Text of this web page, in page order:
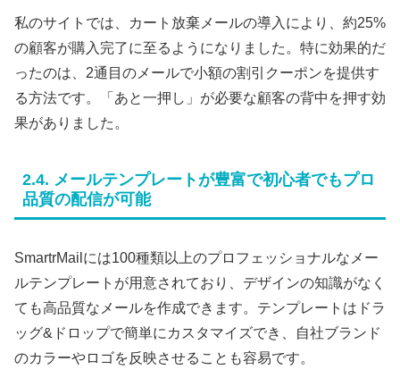
私のサイトでは、カート放棄メールの導入により、約25%
の顧客が購入完了に至るようになりました。特に効果的だ
ったのは、2通目のメールで小額の割引クーポンを提供す
る方法です。「あと一押し」が必要な顧客の背中を押す効
果がありました。
2.4. メールテンプレートが豊富で初心者でもプロ
品質の配信が可能
SmartrMailには100種類以上のプロフェッショナルなメー
ルテンプレートが用意されており、デザインの知識がなく
ても高品質なメールを作成できます。テンプレートはドラ
ッグ&ドロップで簡単にカスタマイズでき、自社ブランド
のカラーやロゴを反映させることも容易です。